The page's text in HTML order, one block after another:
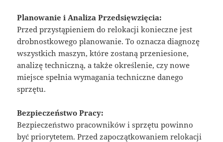
Planowanie i Analiza Przedsięwzięcia:
Przed przystąpieniem do relokacji konieczne jest
drobnostkowego planowanie. To oznacza diagnozę
wszystkich maszyn, które zostaną przeniesione,
analizę techniczną, a także określenie, czy nowe
miejsce spełnia wymagania techniczne danego
sprzętu.
Bezpieczeństwo Pracy:
Bezpieczeństwo pracowników i sprzętu powinno
być priorytetem. Przed zapoczątkowaniem relokacji